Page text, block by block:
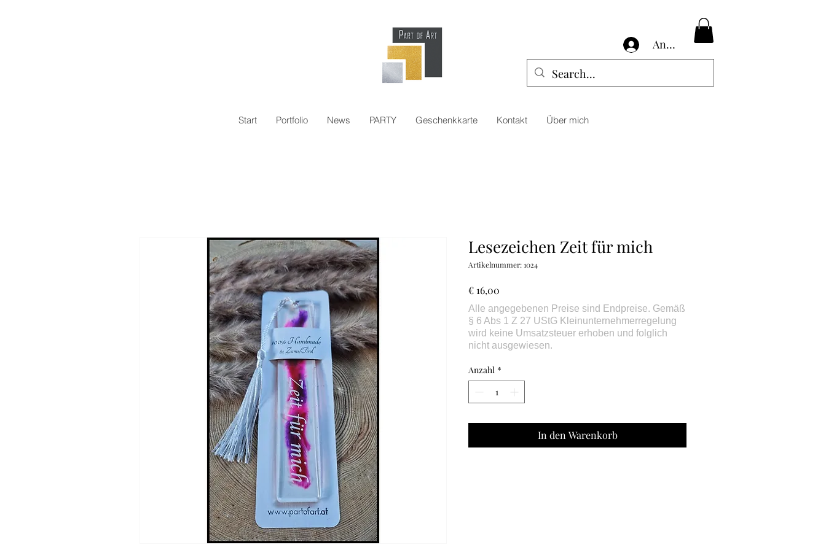
Anmelden
Start Portfolio News PARTY Geschenkkarte Kontakt Über mich
Lesezeichen Zeit für mich
Artikelnummer: 1024
€ 16,00
Anzahl *
In den Warenkorb